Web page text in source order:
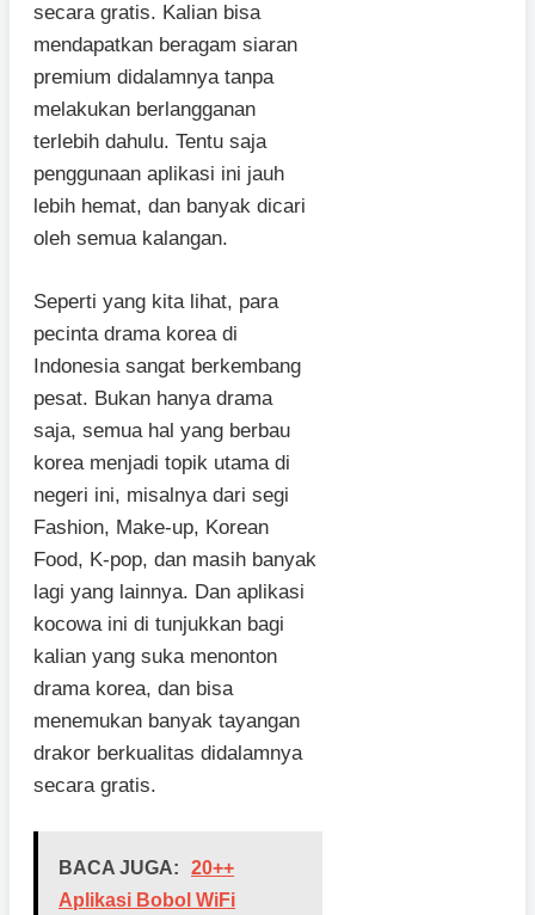
secara gratis. Kalian bisa
mendapatkan beragam siaran
premium didalamnya tanpa
melakukan berlangganan
terlebih dahulu. Tentu saja
penggunaan aplikasi ini jauh
lebih hemat, dan banyak dicari
oleh semua kalangan.
Seperti yang kita lihat, para
pecinta drama korea di
Indonesia sangat berkembang
pesat. Bukan hanya drama
saja, semua hal yang berbau
korea menjadi topik utama di
negeri ini, misalnya dari segi
Fashion, Make-up, Korean
Food, K-pop, dan masih banyak
lagi yang lainnya. Dan aplikasi
kocowa ini di tunjukkan bagi
kalian yang suka menonton
drama korea, dan bisa
menemukan banyak tayangan
drakor berkualitas didalamnya
secara gratis.
BACA JUGA:
20++
Aplikasi Bobol WiFi